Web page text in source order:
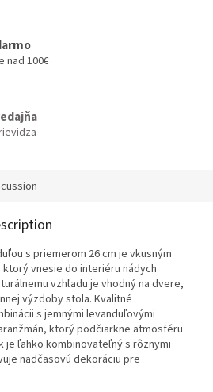
nad 100€
s priemerom 26 cm je vkusným
vnesie do interiéru nádych
vzhľadu je vhodný na dvere,
výzdoby stola. Kvalitné
s jemnými levanduľovými
ktorý podčiarkne atmosféru
je ľahko kombinovateľný s rôznymi
nadčasovú dekoráciu pre